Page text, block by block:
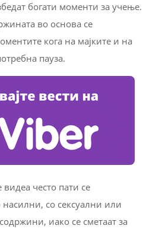
богати моменти за учење.
во основа се
кога на мајките и на
пауза.
често пати се
насилни, со сексуални или
иако се сметаат за